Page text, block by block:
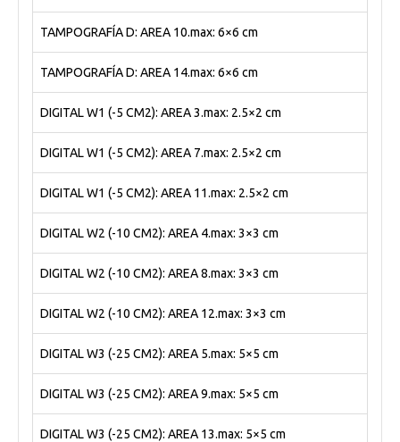
TAMPOGRAFÍA D: AREA 10.max: 6×6 cm
TAMPOGRAFÍA D: AREA 14.max: 6×6 cm
DIGITAL W1 (-5 CM2): AREA 3.max: 2.5×2 cm
DIGITAL W1 (-5 CM2): AREA 7.max: 2.5×2 cm
DIGITAL W1 (-5 CM2): AREA 11.max: 2.5×2 cm
DIGITAL W2 (-10 CM2): AREA 4.max: 3×3 cm
DIGITAL W2 (-10 CM2): AREA 8.max: 3×3 cm
DIGITAL W2 (-10 CM2): AREA 12.max: 3×3 cm
DIGITAL W3 (-25 CM2): AREA 5.max: 5×5 cm
DIGITAL W3 (-25 CM2): AREA 9.max: 5×5 cm
DIGITAL W3 (-25 CM2): AREA 13.max: 5×5 cm